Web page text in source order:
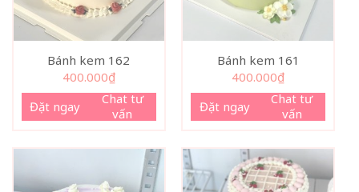
Bánh kem 162
400.000₫
Đặt ngay
Chat tư
vấn
Bánh kem 161
400.000₫
Đặt ngay
Chat tư
vấn